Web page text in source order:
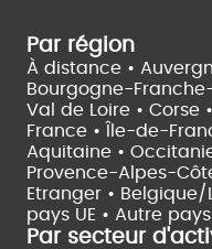
Par région
À distance •
Bourgogne-
Val de Loire • Corse •
France •
Île-de-
Aquitaine •
Provence-Alpes-
Etranger • Belgique/
pays UE • Autre pays
Par secteur